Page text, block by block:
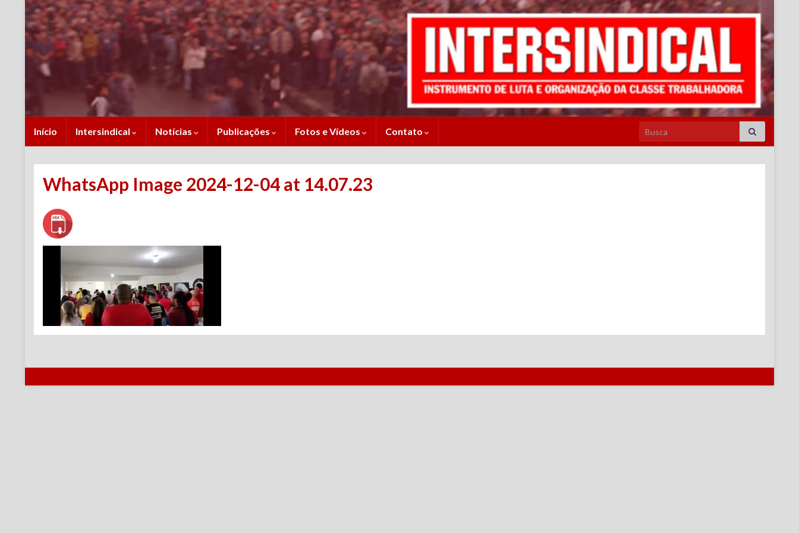
Início Intersindical Notícias Publicações Fotos e Vídeos Contato Search for:
WhatsApp Image 2024-12-04 at 14.07.23